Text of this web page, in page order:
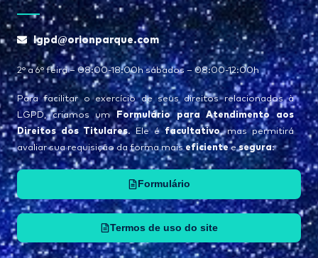
lgpd@orionparque.com
2° a 6° feira – 08:00-18:00h sábados – 08:00-12:00h
Para facilitar o exercício de seus direitos relacionados à
LGPD, criamos um Formulário para Atendimento aos
Direitos dos Titulares. Ele éfacultativo, mas permitirá
avaliar sua requisição da forma maiseficienteesegura:
Formulário
Termos de uso do site